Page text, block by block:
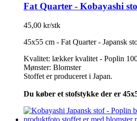
Fat Quarter - Kobayashi
45,00 kr/stk
45x55 cm - Fat Quarter - Japansk
Kvalitet: lækker kvalitet - Poplin
Mønster: Blomster
Stoffet er produceret i Japan.
Du køber et stofstykke der er